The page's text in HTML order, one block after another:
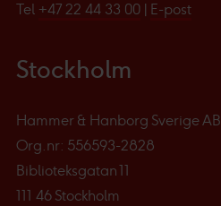
Tel +47 22 44 33 00 E-post
Stockholm
Hammer & Hanborg Sverige AB
Org.nr: 556593-2828
Biblioteksgatan 11
111 46 Stockholm